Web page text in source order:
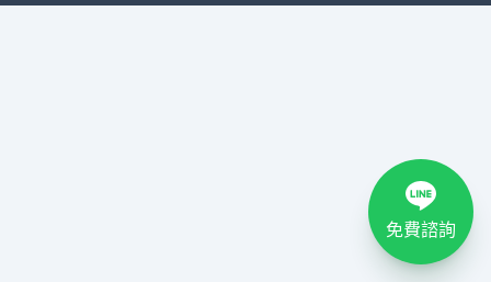
免費諮詢